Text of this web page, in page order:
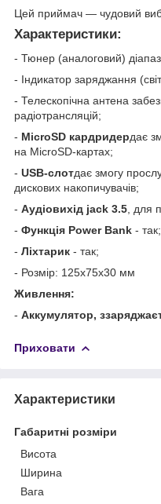
Цей приймач — чудовий
Характеристики:
- Тюнер (аналоговий)
- Індикатор заряджання
- Телескопічна антена
радіотрансляцій;
- MicroSD кардридердає
на MicroSD-картах;
- USB-слотдає змогу
дискових накопичувачів;
- Аудіовихід jack 3.5 , для
- Функція Power Bank - так;
- Ліхтарик - так;
- Розмір: 125х75х30 мм
Живлення:
- Аккумулятор, з
Приховати
Характеристики
Габаритні розміри
Висота
Ширина
Вага